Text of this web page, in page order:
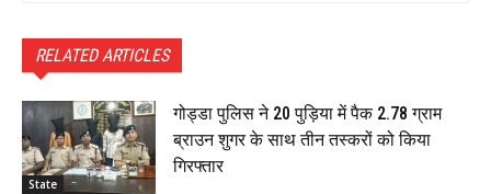
RELATED ARTICLES
State
गोड्डा पुलिस ने 20 पुड़िया में पैक 2.78 ग्राम
ब्राउन शुगर के साथ तीन तस्करों को किया
गिरफ्तार